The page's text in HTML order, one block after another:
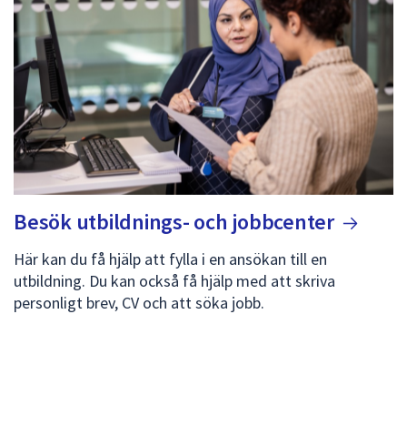
Besök utbildnings- och jobbcenter
Här kan du få hjälp att fylla i en ansökan till en
utbildning. Du kan också få hjälp med att skriva
personligt brev, CV och att söka jobb.